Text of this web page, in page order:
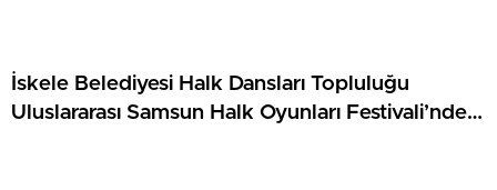
İskele Belediyesi Halk Dansları Topluluğu
Uluslararası Samsun Halk Oyunları Festivali’nde